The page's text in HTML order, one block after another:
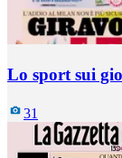
Lo sport sui
31